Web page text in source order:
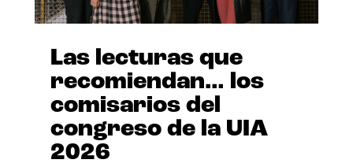
Las lecturas que
recomiendan… los
comisarios del
congreso de la UIA
2026